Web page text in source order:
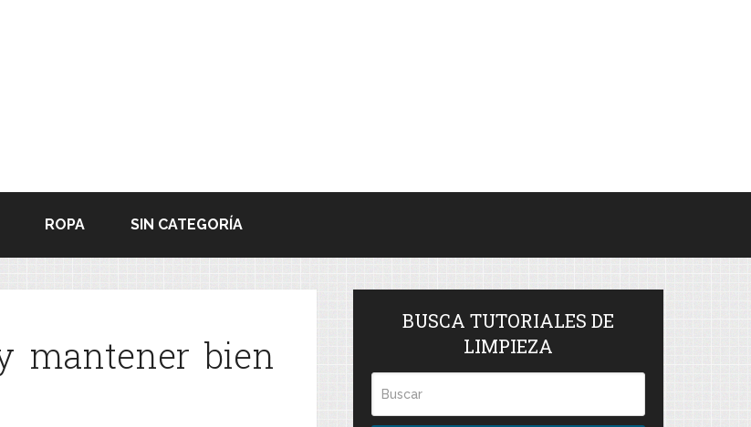
ROPA SIN CATEGORÍA
mantener bien
BUSCA TUTORIALES DE
LIMPIEZA